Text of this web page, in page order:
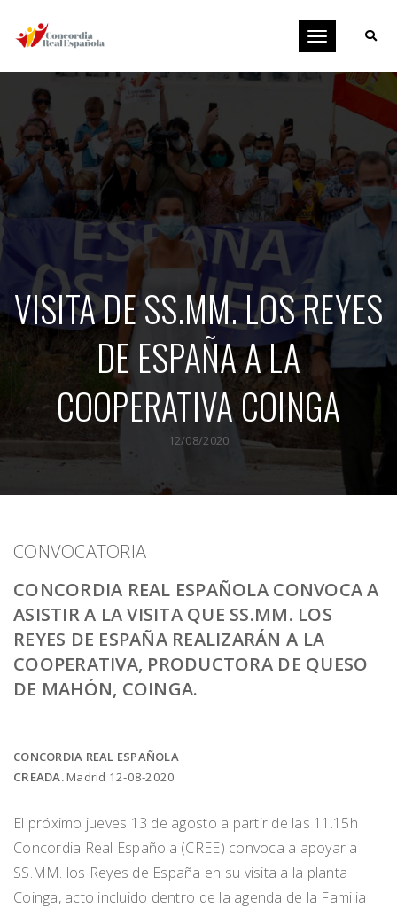
Toggle
VISITA DE SS.MM. LOS REYES
DE ESPAÑA A LA
COOPERATIVA COINGA
12/08/2020
CONVOCATORIA
CONCORDIA REAL ESPAÑOLA CONVOCA A
ASISTIR A LA VISITA QUE SS.MM. LOS
REYES DE ESPAÑA REALIZARÁN A LA
COOPERATIVA, PRODUCTORA DE QUESO
DE MAHÓN, COINGA.
CONCORDIA REAL ESPAÑOLA
CREADA.Madrid 12-08-2020
El próximo jueves 13 de agosto a partir de las 11.15h
Concordia Real Española (CREE) convoca a apoyar a
SS.MM. los Reyes de España en su visita a la planta
Coinga, acto incluido dentro de la agenda de la Familia